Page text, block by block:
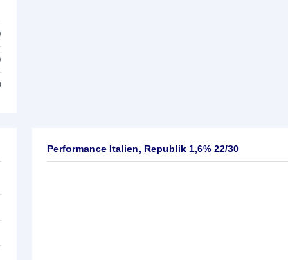
/
/
Performance Italien, Republik 1,6% 22/30